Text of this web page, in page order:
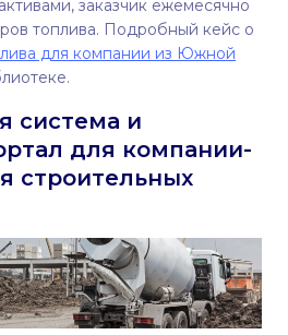
заказчик ежемесячно
топлива. Подробный кейс о
для компании из Южной
система и
для компании-
строительных